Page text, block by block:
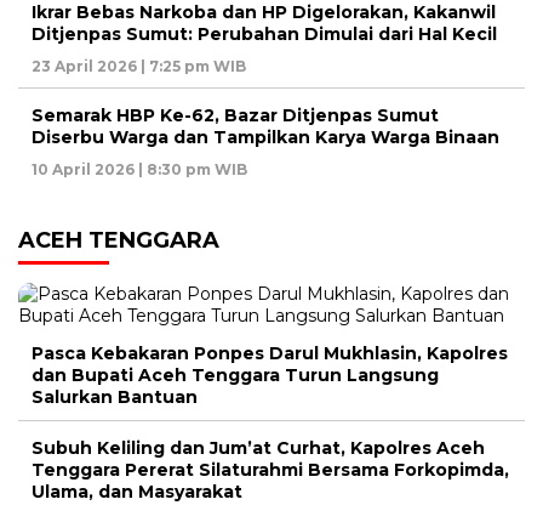
Ikrar Bebas Narkoba dan HP Digelorakan, Kakanwil
Ditjenpas Sumut: Perubahan Dimulai dari Hal Kecil
23 April 2026 | 7:25 pm WIB
Semarak HBP Ke-62, Bazar Ditjenpas Sumut
Diserbu Warga dan Tampilkan Karya Warga Binaan
10 April 2026 | 8:30 pm WIB
ACEH TENGGARA
Pasca Kebakaran Ponpes Darul Mukhlasin, Kapolres
dan Bupati Aceh Tenggara Turun Langsung
Salurkan Bantuan
Subuh Keliling dan Jum’at Curhat, Kapolres Aceh
Tenggara Pererat Silaturahmi Bersama Forkopimda,
Ulama, dan Masyarakat